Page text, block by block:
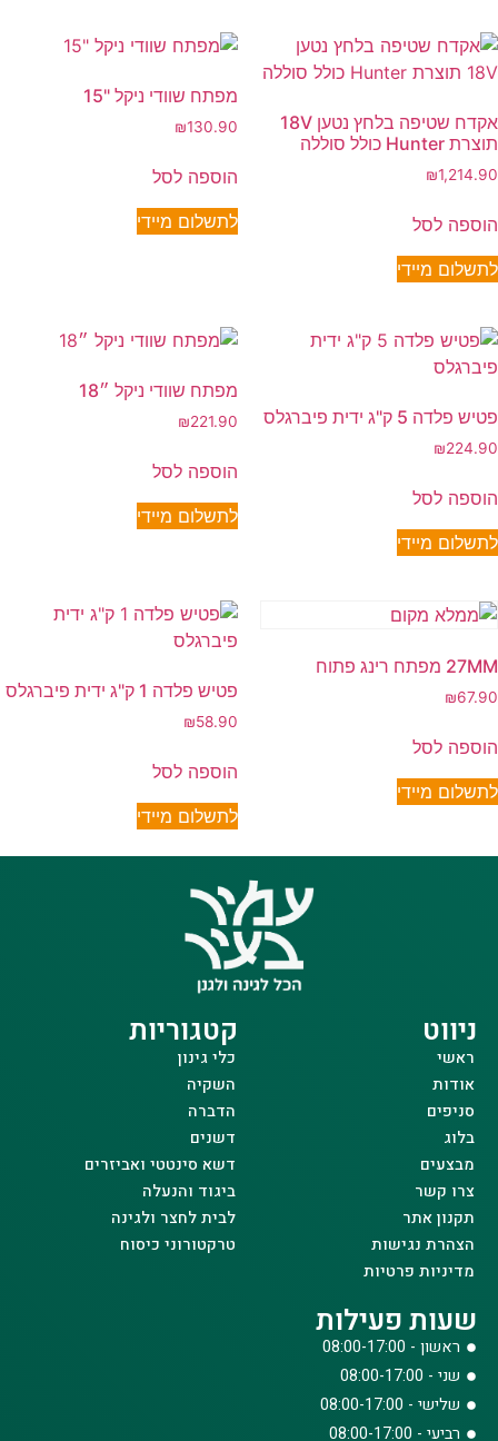
אקדח שטיפה בלחץ נטען 18V
תוצרת Hunter כולל סוללה
₪1,214.90
הוספה לסל
לתשלום מיידי
מפתח שוודי ניקל "15
₪130.90
הוספה לסל
לתשלום מיידי
פטיש פלדה 5 ק"ג ידית פיברגלס
₪224.90
הוספה לסל
לתשלום מיידי
מפתח שוודי ניקל ״18
₪221.90
הוספה לסל
לתשלום מיידי
27MM מפתח רינג פתוח
₪67.90
הוספה לסל
לתשלום מיידי
פטיש פלדה 1 ק"ג ידית פיברגלס
₪58.90
הוספה לסל
לתשלום מיידי
ניווט
ראשי
אודות
סניפים
בלוג
מבצעים
צרו קשר
תקנון אתר
הצהרת נגישות
מדיניות פרטיות
קטגוריות
כלי גינון
השקיה
הדברה
דשנים
דשא סינטטי ואביזרים
ביגוד והנעלה
לבית לחצר ולגינה
טרקטורוני כיסוח
שעות פעילות
ראשון - 08:00-17:00
שני - 08:00-17:00
שלישי - 08:00-17:00
רביעי - 08:00-17:00